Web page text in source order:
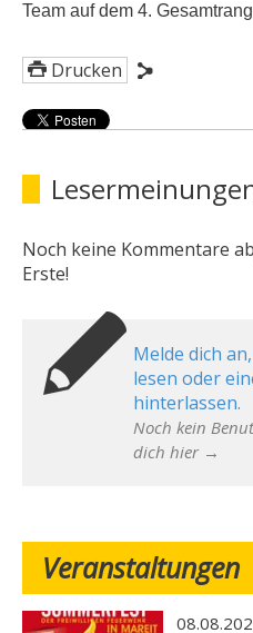
Team auf dem 4.
Drucken
Noch keine Kommentare
Erste!
Melde dich
lesen oder
hinterlassen.
Noch kein
dich hier →
Veranstaltungen